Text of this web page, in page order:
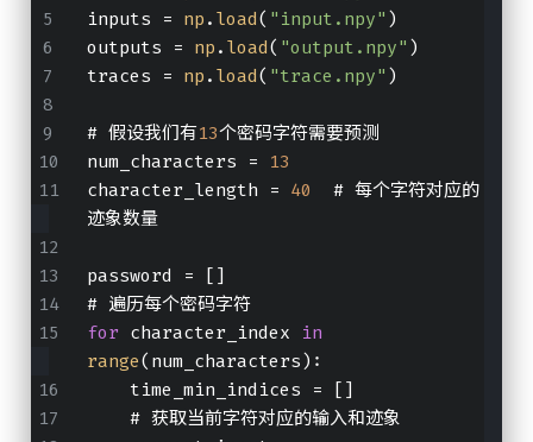
inputs = np . load( "input.npy" )
outputs = np . load( "output.npy" )
traces = np . load( "trace.npy" )
# 假设我们有13个密码字符需要预测
num_characters = 13
character_length = 40
  # 每个字符对应的
迹象数量
password = []
# 遍历每个密码字符
for character_index in
range(num_characters):
    time_min_indices = []
    # 获取当前字符对应的输入和迹象